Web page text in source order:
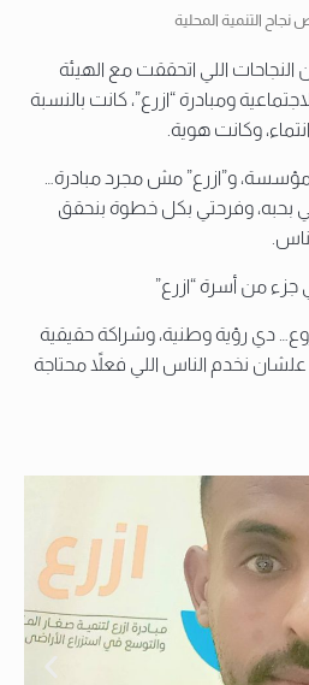
التنمية المحلية
اللي اتحققت مع الهيئة
ومبادرة “ازرع”، كانت بالنسبة
وكانت هوية.
و”ازرع” مش مجرد مبادرة…
بحبه، وفرحتي بكل خطوة بنحقق
جزء من أسرة “ازرع”
دي رؤية وطنية، وشراكة حقيقية
علشان نخدم الناس اللي فعلاً محتاجة